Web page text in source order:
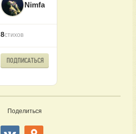
Nimfa
8стихов
ПОДПИСАТЬСЯ
Поделиться